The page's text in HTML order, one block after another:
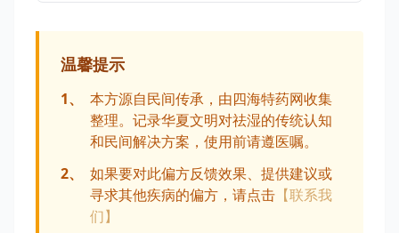
温馨提示
1、
本方源自民间传承，由四海特药网收集
整理。记录华夏文明对祛湿的传统认知
和民间解决方案，使用前请遵医嘱。
2、
如果要对此偏方反馈效果、提供建议或
寻求其他疾病的偏方，请点击 【联系我
们】